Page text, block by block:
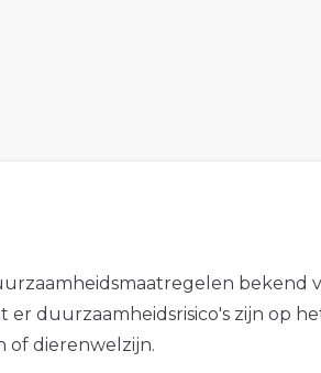
bekend
duurzaamheidsrisico's zijn op
of dierenwelzijn.